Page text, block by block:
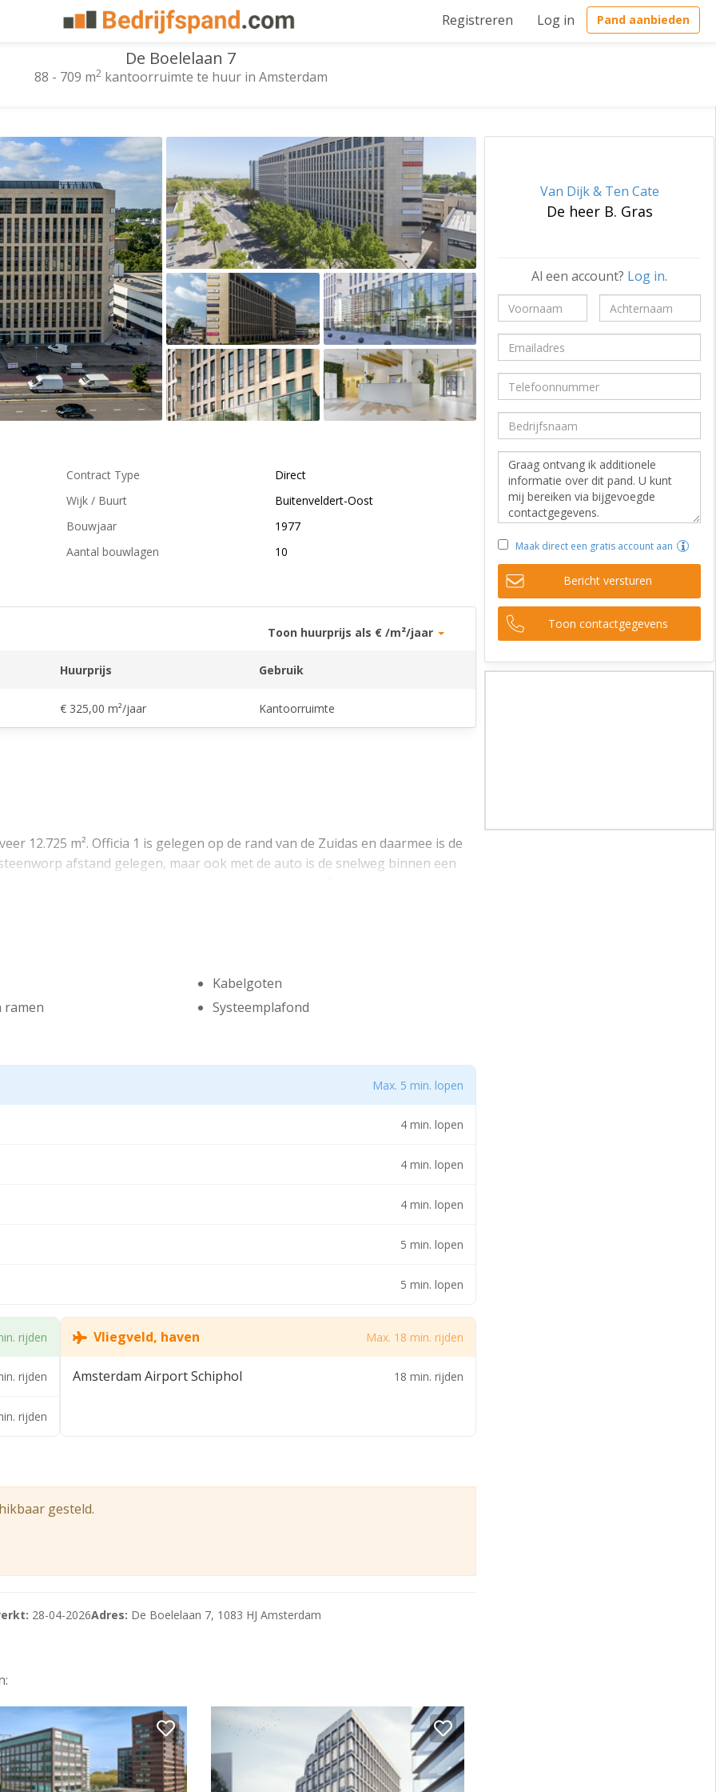
Registreren Log in Pand aanbieden
De Boelelaan 7
88 - 709 m2kantoorruimte te huur in Amsterdam
Contract Type
Direct
Wijk / Buurt
Buitenveldert-Oost
Bouwjaar
1977
Aantal bouwlagen
10
Toon huurprijs als € /m²/jaar
Huurprijs Gebruik
€ 325,00 m²/jaar Kantoorruimte
12.725 m². Officia 1 is gelegen op de rand van de Zuidas en daarmee is de
afstand gelegen, maar ook met de auto is de snelweg binnen een
gevestigd Ernst & Young, EMA, Suitsupply, Zadelhoff en diverse
voor verhuur, als volgt verdeeld:
kantoorruimte (per direct);
met btw.
met een inbouwpakket of casco+ gerenoveerd (indien gewenst), inclusief:
voorzien van verlichting
5, 6 elektra punten en 4 ICT aansluitingen per 3,60 meter
ramen
Kabelgoten
Systeemplafond
Max. 5 min. lopen
4 min. lopen
4 min. lopen
4 min. lopen
5 min. lopen
5 min. lopen
rijden
rijden
rijden
Vliegveld, haven Max. 18 min. rijden
Amsterdam Airport Schiphol 18 min. rijden
gesteld.
28-04-2026Adres: De Boelelaan 7, 1083 HJ Amsterdam
Van Dijk & Ten Cate
De heer B. Gras
Al een account? Log in.
Maak direct een gratis account aan
Bericht versturen
Toon contactgegevens